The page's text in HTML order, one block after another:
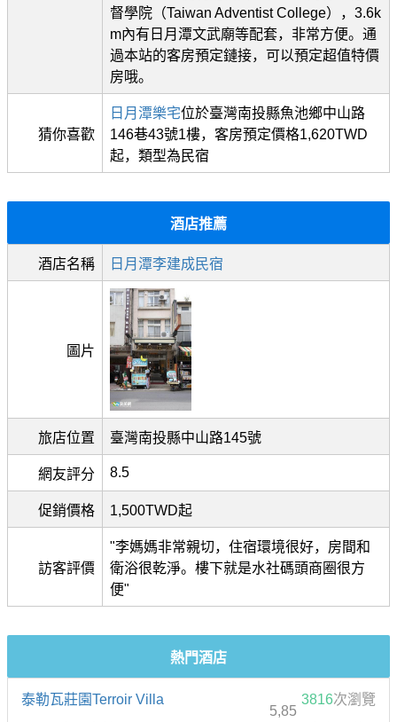
督學院（Taiwan Adventist College），3.6k
m內有日月潭文武廟等配套，非常方便。通
過本站的客房預定鏈接，可以預定超值特價
房哦。
猜你喜歡
日月潭樂宅位於臺灣南投縣魚池鄉中山路
146巷43號1樓，客房預定價格1,620TWD
起，類型為民宿
酒店推薦
酒店名稱 日月潭李建成民宿
圖片
旅店位置 臺灣南投縣中山路145號
網友評分 8.5
促銷價格 1,500TWD起
訪客評價
"李媽媽非常親切，住宿環境很好，房間和
衛浴很乾淨。樓下就是水社碼頭商圈很方
便"
熱門酒店
泰勒瓦莊園Terroir Villa 3816次瀏覽
5,85